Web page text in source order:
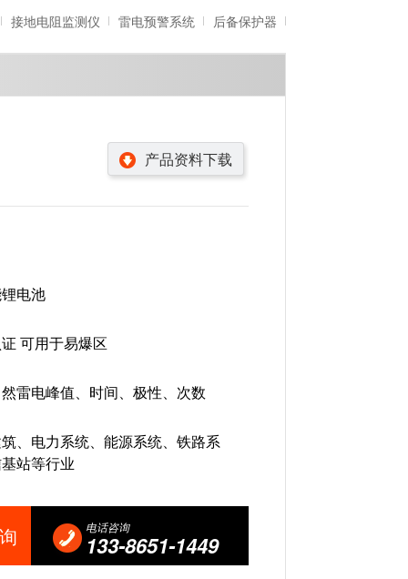
接地电阻监测仪 雷电预警系统 后备保护器
产品资料下载
电池
可用于易爆区
雷电峰值、时间、极性、次数
、电力系统、能源系统、铁路系
站等行业
电话咨询
133-8651-1449